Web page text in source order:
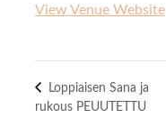
View Venue Website
Loppiaisen Sana ja
rukous PEUUTETTU